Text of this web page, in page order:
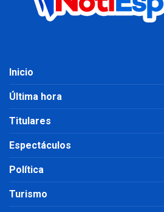
Inicio
Última hora
Titulares
Espectáculos
Política
Turismo